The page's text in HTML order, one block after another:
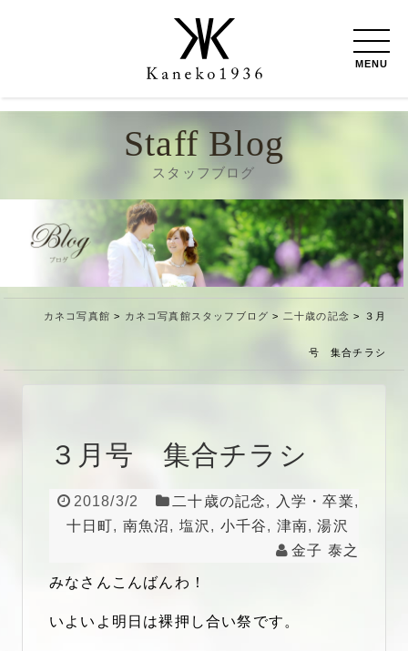
MENU
Staff Blog
スタッフブログ
カネコ写真館 > カネコ写真館スタッフブログ > 二十歳の記念 > ３月
号 集合チラシ
３月号 集合チラシ
2018/3/2 二十歳の記念, 入学・卒業,
十日町, 南魚沼, 塩沢 , 小千谷, 津南,湯沢
金子 泰之
みなさんこんばんわ！
いよいよ明日は裸押し合い祭です。